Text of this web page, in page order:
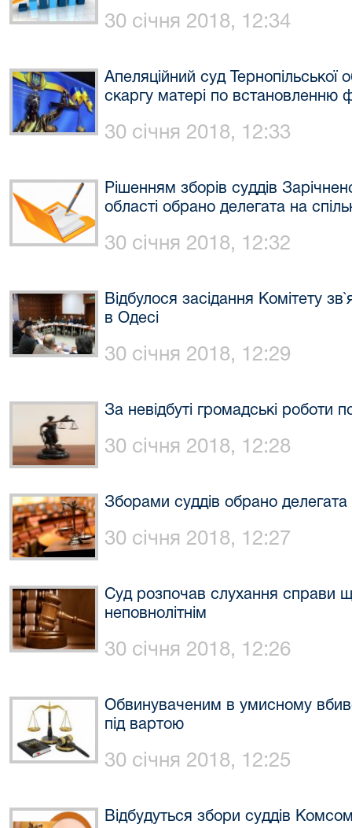
30 січня 2018, 12:34
Апеляційний суд Тернопільської
скаргу матері по встановленню
30 січня 2018, 12:33
Рішенням зборів суддів
області обрано делегата на
30 січня 2018, 12:32
Відбулося засідання Комітету
в Одесі
30 січня 2018, 12:29
За невідбуті громадські роботи
30 січня 2018, 12:28
Зборами суддів обрано делегата
30 січня 2018, 12:27
Суд розпочав слухання справи
неповнолітнім
30 січня 2018, 12:26
Обвинуваченим в умисному
під вартою
30 січня 2018, 12:25
Відбудуться збори суддів